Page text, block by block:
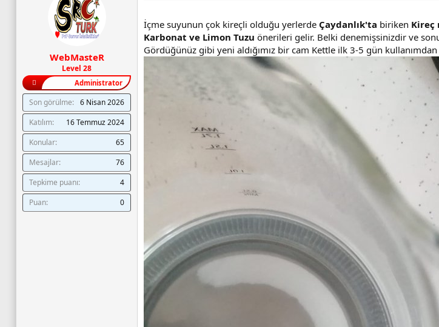
WebMasteR
Level 28
Administrator
Son görülme
6 Nisan 2026
Katılım
16 Temmuz 2024
Konular
65
Mesajlar
76
Tepkime puanı
4
Puan
0
İçme suyunun çok kireçli olduğu yerlerde Çaydanlık'ta biriken Kireç
Karbonat ve Limon Tuzu önerileri gelir. Belki denemişsinizdir ve
Gördüğünüz gibi yeni aldığımız bir cam Kettle ilk 3-5 gün